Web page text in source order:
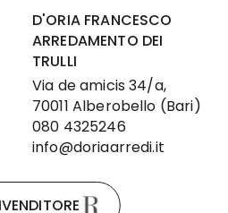
D'ORIA FRANCESCO
ARREDAMENTO DEI
TRULLI
Via de amicis 34/a,
70011 Alberobello (Bari)
080 4325246
info@doriaarredi.it